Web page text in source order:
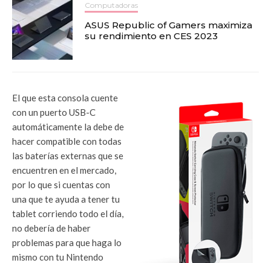
Computadoras
ASUS Republic of Gamers maximiza
su rendimiento en CES 2023
El que esta consola cuente
con un puerto USB-C
automáticamente la debe de
hacer compatible con todas
las baterías externas que se
encuentren en el mercado,
por lo que si cuentas con
una que te ayuda a tener tu
tablet corriendo todo el día,
no debería de haber
problemas para que haga lo
mismo con tu Nintendo